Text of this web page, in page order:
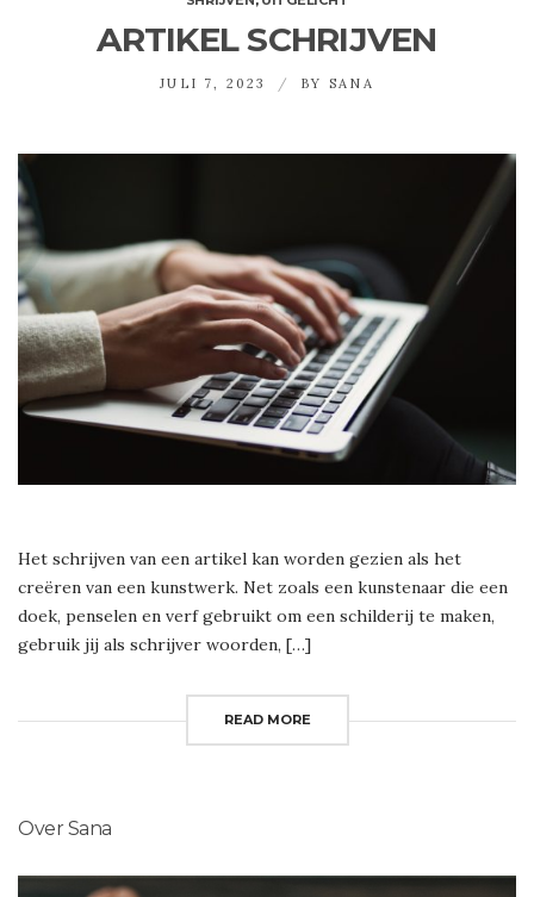
ARTIKEL SCHRIJVEN
JULI 7, 2023 BY SANA
Het schrijven van een artikel kan worden gezien als het
creëren van een kunstwerk. Net zoals een kunstenaar die een
doek, penselen en verf gebruikt om een schilderij te maken,
gebruik jij als schrijver woorden, […]
READ MORE
Over Sana